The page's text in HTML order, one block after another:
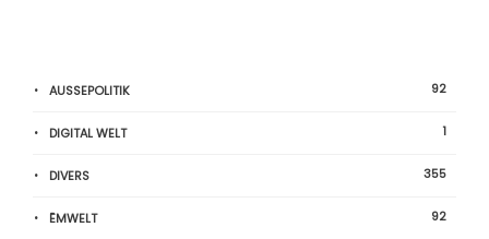
AUSSEPOLITIK 92
DIGITAL WELT 1
DIVERS 355
ËMWELT 92